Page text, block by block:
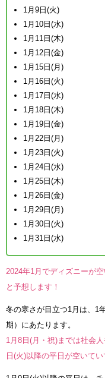
1月9日(火)
1月10日(水)
1月11日(木)
1月12日(金)
1月15日(月)
1月16日(火)
1月17日(水)
1月18日(木)
1月19日(金)
1月22日(月)
1月23日(火)
1月24日(水)
1月25日(木)
1月26日(金)
1月29日(月)
1月30日(火)
1月31日(水)
2024年1月でディズニーが
と予想します！
冬の寒さが目立つ1月は、1
期）にあたります。
1月8日(月・祝)までは社会
日(火)以降の平日が空いてい